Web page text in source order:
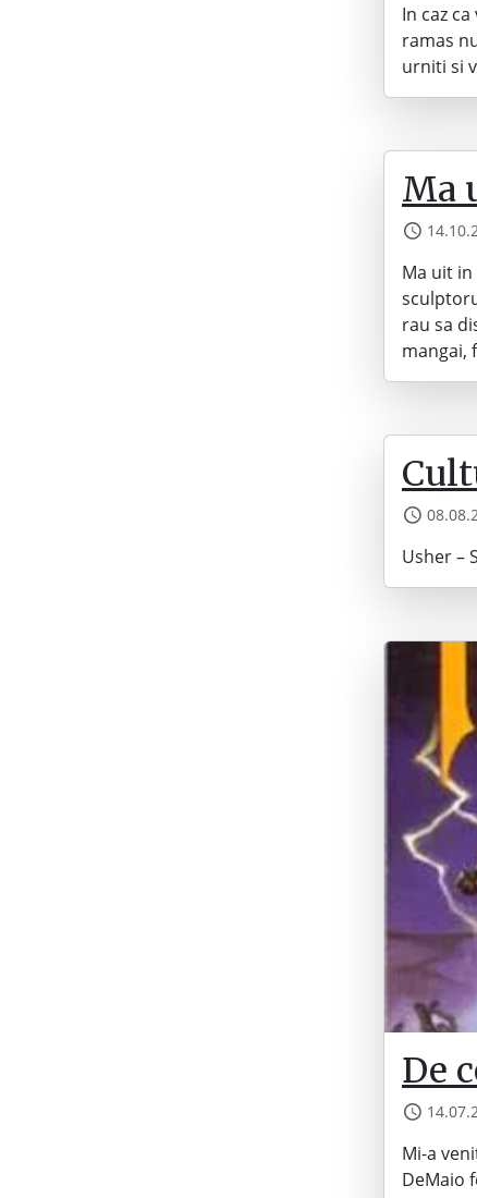
In caz
ramas
urniti si
Ma
Ma uit
rau sa
mangai,
Usher –
De
Mi-a
DeMaio